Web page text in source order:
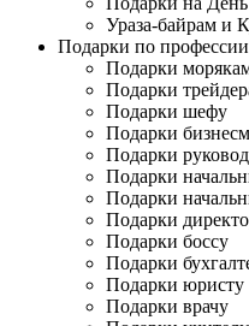
Ураза-байрам и
Подарки по профессии
Подарки
Подарки
Подарки шефу
Подарки
Подарки
Подарки
Подарки
Подарки
Подарки боссу
Подарки
Подарки юристу
Подарки врачу